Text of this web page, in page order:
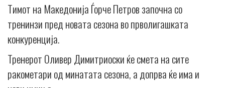
Тимот на Македонија Ѓорче Петров започна со
тренинзи пред новата сезона во прволигашката
конкуренција.
Тренерот Оливер Димитриоски ќе смета на сите
ракометари од минатата сезона, а допрва ќе има и